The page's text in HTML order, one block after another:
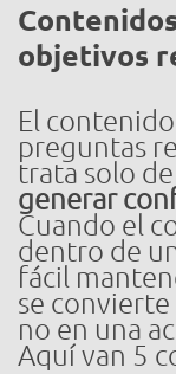
objetivos
El
preguntas
trata solo
generar
Cuando el
dentro de
fácil
se
no en una
Aquí van 5